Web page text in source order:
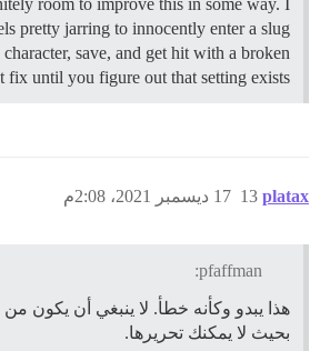
room to improve this in some way. I
pretty jarring to innocently enter a slug
save, and get hit with a broken
fix until you figure out that setting exists.
platax 17 ديسمبر 2021، 2:08م 13
pfaffman:
هذا يبدو وكأنه خطأ. لا ينبغي أن يكون من
بحيث لا يمكنك تحريرها.